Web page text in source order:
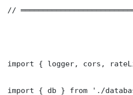
//
import { logger, cors,
import { db } from './